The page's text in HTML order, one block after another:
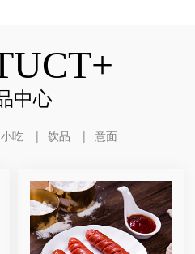
中心
小吃 饮品 意面